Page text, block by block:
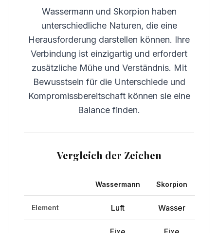
Wassermann und Skorpion haben
unterschiedliche Naturen, die eine
Herausforderung darstellen können. Ihre
Verbindung ist einzigartig und erfordert
zusätzliche Mühe und Verständnis. Mit
Bewusstsein für die Unterschiede und
Kompromissbereitschaft können sie eine
Balance finden.
Vergleich der Zeichen
Wassermann Skorpion
Element Luft Wasser